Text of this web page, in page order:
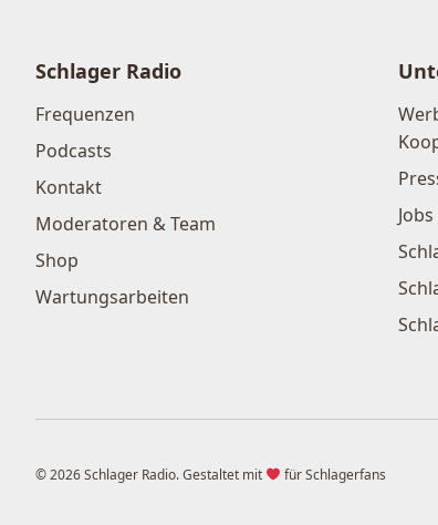
Schlager Radio
Frequenzen
Podcasts
Kontakt
Moderatoren & Team
Shop
Wartungsarbeiten
© 2026 Schlager Radio. Gestaltet mit für Schlagerfans